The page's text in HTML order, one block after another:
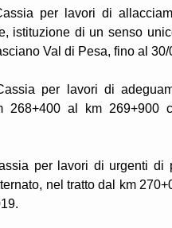
per lavori di
istituzione di un senso
Val di Pesa, fino al 30/
per lavori di
268+400 al km 269+900
per lavori di urgenti di
nel tratto dal km